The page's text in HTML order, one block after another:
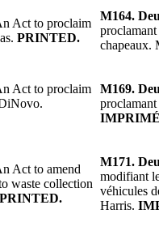
Act to proclaim
PRINTED.
M164.
chapeaux.
Act to proclaim
M169.
Act to amend
waste collection
PRINTED.
M171.
modifiant
véhicules
Harris.